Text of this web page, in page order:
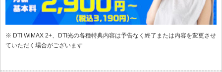
※ DTI WiMAX 2+、DTI光の各種特典内容は予告なく終了または内容を変更させ
ていただく場合がございます